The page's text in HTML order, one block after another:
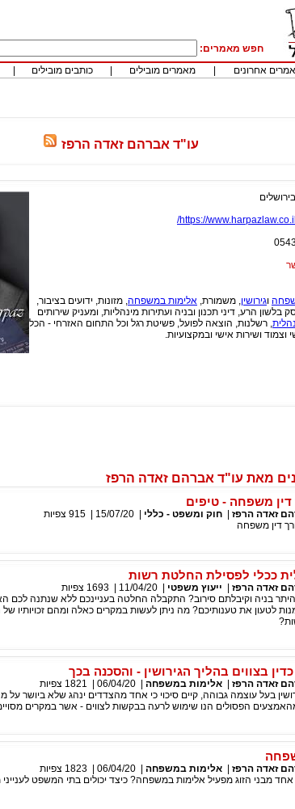
חפש מאמרים:
אחרונים מאמרים מובילים כותבים מובילים
עו"ד אברהם זאדה הרפז
https://www.harpazlaw.co.il/
וגירושין, משמורת, אלימות במשפחה, מזונות, ידועים בציבור,
בלשון הרע, דיני תכנון ובניה ועתירות מינהליות, ומעניק שירותים
, רשלנות, הוצאה לפועל, פשיטת רגל וכל התחום האזרחי - הכל
וצמוד ושירות אישי ובמקצועיות.
מאת עו"ד אברהם זאדה הרפז
דין משפחה - טיפים
זאדה הרפז חוק ומשפט - כללי 15/07/20
915 צפיות
דין משפחה
ככלי לפסילת החלטת רשות
זאדה הרפז ייעוץ משפטי 11/04/20
1693 צפיות
בניה וקיבלתם סירוב? התקבלה החלטה בעניינכם ללא שנתנה לכם
לטעון את טענותיכם? מה ניתן לעשות במקרים כאלה ומהם זכויותיו
בצווים בהליך הגירושין - והסכנה בכך
זאדה הרפז אלימות במשפחה 06/04/20
1821 צפיות
בעל עוצמה גבוהה, קיים סיכוי כי אחד מהצדדים ינהג שלא ביושר על
הפסולים הנו שימוש לרעה בבקשות לצווים - אשר במקרים
זאדה הרפז אלימות במשפחה 06/04/20
1823 צפיות
מבני הזוג מפעיל אלימות במשפחה? כיצד יכולים בתי המשפט